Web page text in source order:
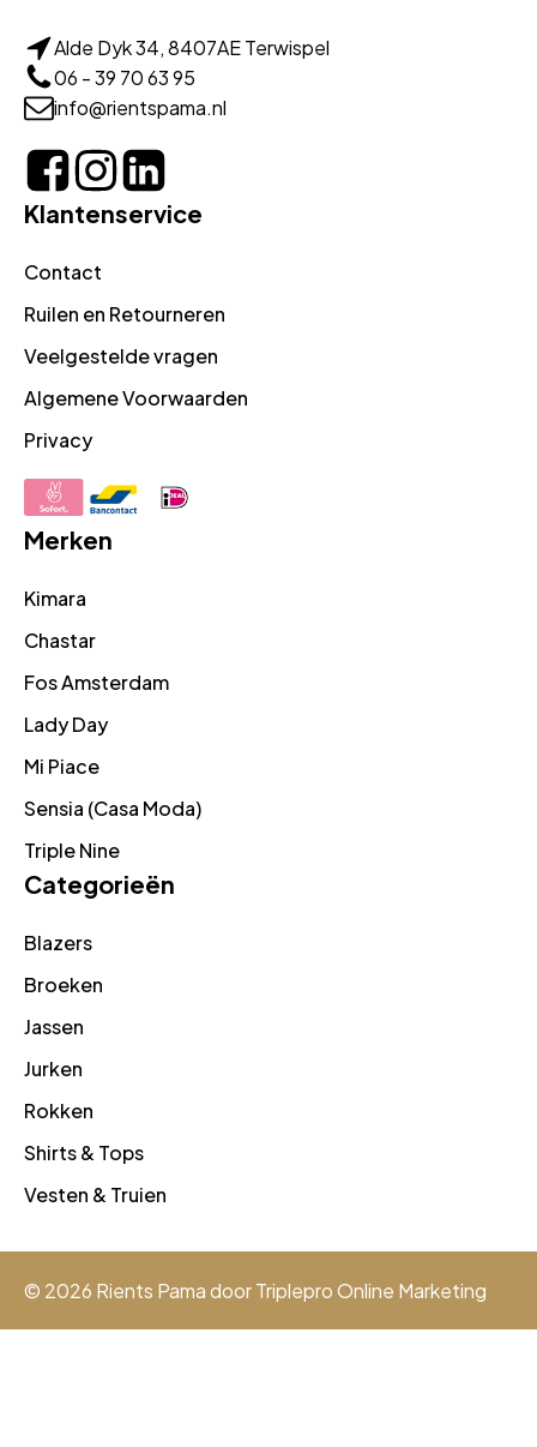
Alde Dyk 34, 8407AE Terwispel
06 - 39 70 63 95
info@rientspama.nl
Klantenservice
Contact
Ruilen en Retourneren
Veelgestelde vragen
Algemene Voorwaarden
Privacy
Merken
Kimara
Chastar
Fos Amsterdam
Lady Day
Mi Piace
Sensia (Casa Moda)
Triple Nine
Categorieën
Blazers
Broeken
Jassen
Jurken
Rokken
Shirts & Tops
Vesten & Truien
© 2026 Rients Pama doorTriplepro Online Marketing